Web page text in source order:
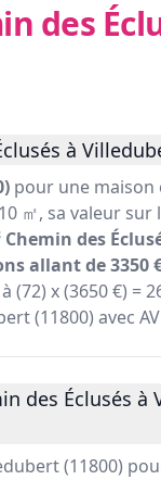
des
à
pour une maison
㎡, sa valeur
des
allant de 3350
x (3650 €) =
(11800) avec
des Éclusés à
(11800)